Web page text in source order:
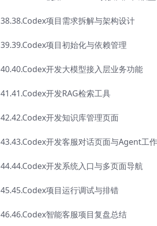
38.38.Codex项目需求拆解与架构设计
39.39.Codex项目初始化与依赖管理
40.40.Codex开发大模型接入层业务功能
41.41.Codex开发RAG检索工具
42.42.Codex开发知识库管理页面
43.43.Codex开发客服对话页面与Agent工
44.44.Codex开发系统入口与多页面导航
45.45.Codex项目运行调试与排错
46.46.Codex智能客服项目复盘总结